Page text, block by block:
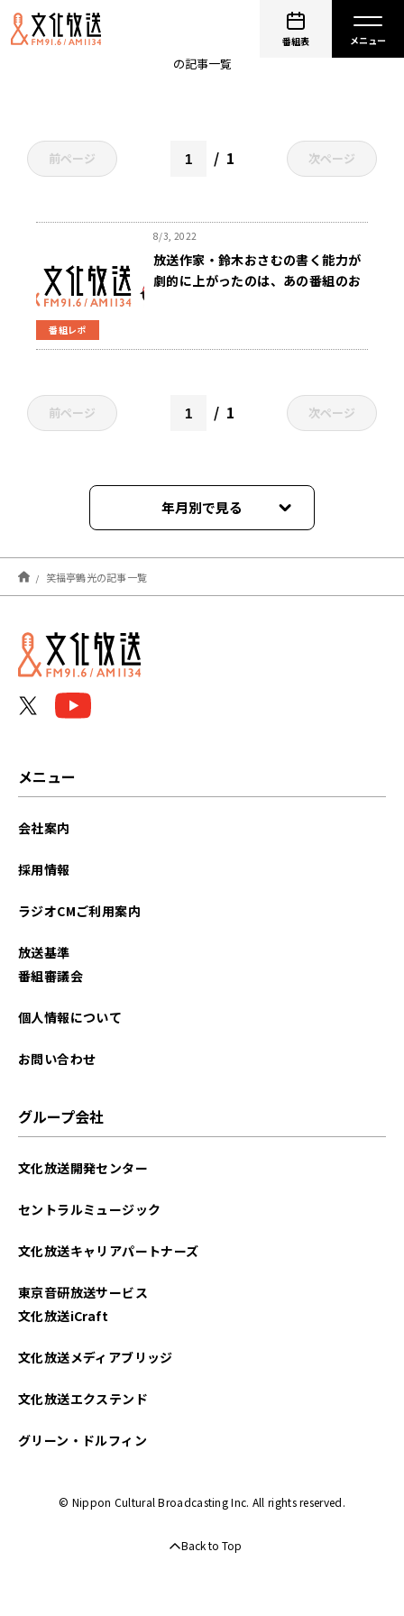
番組表
の記事一覧
前ページ 1 次ページ
番組レポ
8/3, 2022
放送作家・鈴木おさむの書く能力が
劇的に上がったのは、あの番組のお
前ページ 1 次ページ
年月別で見る
2022年08月
笑福亭鶴光の記事一覧
メニュー
会社案内
採用情報
ラジオCMご利用案内
放送基準
番組審議会
個人情報について
お問い合わせ
グループ会社
文化放送開発センター
セントラルミュージック
文化放送キャリアパートナーズ
東京音研放送サービス
文化放送iCraft
文化放送メディアブリッジ
文化放送エクステンド
グリーン・ドルフィン
© Nippon Cultural Broadcasting Inc. All rights reserved.
Back to Top